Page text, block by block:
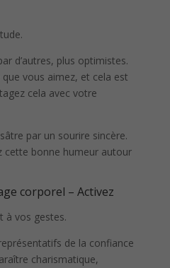
d’autres, plus optimistes.
vous aimez, et cela est
cela avec votre
par un sourire sincère.
cette bonne humeur autour
corporel – Activez
à vos gestes.
de la confiance
charismatique,